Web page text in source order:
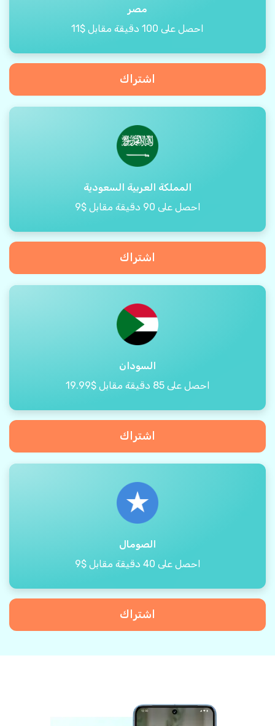
مصر
احصل على 100 دقيقة مقابل $11
اشتراك
المملكة العربية السعودية
احصل على 90 دقيقة مقابل $9
اشتراك
السودان
احصل على 85 دقيقة مقابل $19.99
اشتراك
الصومال
احصل على 40 دقيقة مقابل $9
اشتراك